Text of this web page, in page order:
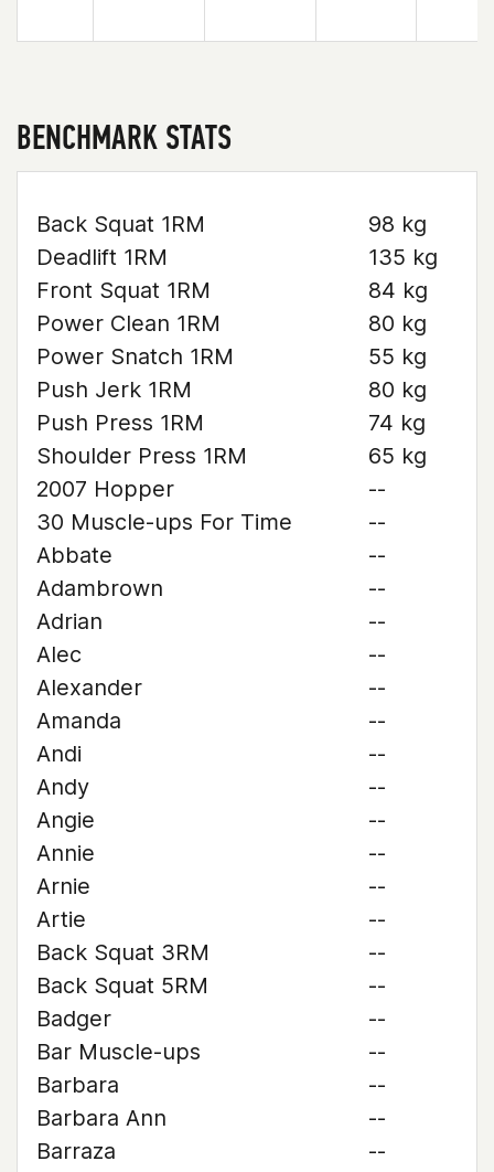
BENCHMARK STATS
Back Squat 1RM
98 kg
Deadlift 1RM
135 kg
Front Squat 1RM
84 kg
Power Clean 1RM
80 kg
Power Snatch 1RM
55 kg
Push Jerk 1RM
80 kg
Push Press 1RM
74 kg
Shoulder Press 1RM
65 kg
2007 Hopper
--
30 Muscle-ups For Time
--
Abbate
--
Adambrown
--
Adrian
--
Alec
--
Alexander
--
Amanda
--
Andi
--
Andy
--
Angie
--
Annie
--
Arnie
--
Artie
--
Back Squat 3RM
--
Back Squat 5RM
--
Badger
--
Bar Muscle-ups
--
Barbara
--
Barbara Ann
--
Barraza
--